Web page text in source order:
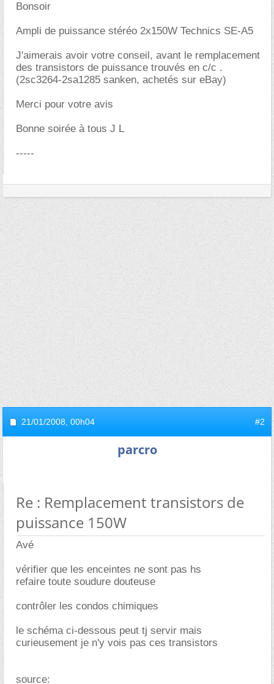
Bonsoir
Ampli de puissance stéréo 2x150W Technics SE-A5
J'aimerais avoir votre conseil, avant le remplacement
des transistors de puissance trouvés en c/c .
(2sc3264-2sa1285 sanken, achetés sur eBay)
Merci pour votre avis
Bonne soirée à tous J L
-----
21/01/2008, 00h04 #2
parcro
Re : Remplacement transistors de
puissance 150W
Avé
vérifier que les enceintes ne sont pas hs
refaire toute soudure douteuse
contrôler les condos chimiques
le schéma ci-dessous peut tj servir mais
curieusement je n'y vois pas ces transistors
source: